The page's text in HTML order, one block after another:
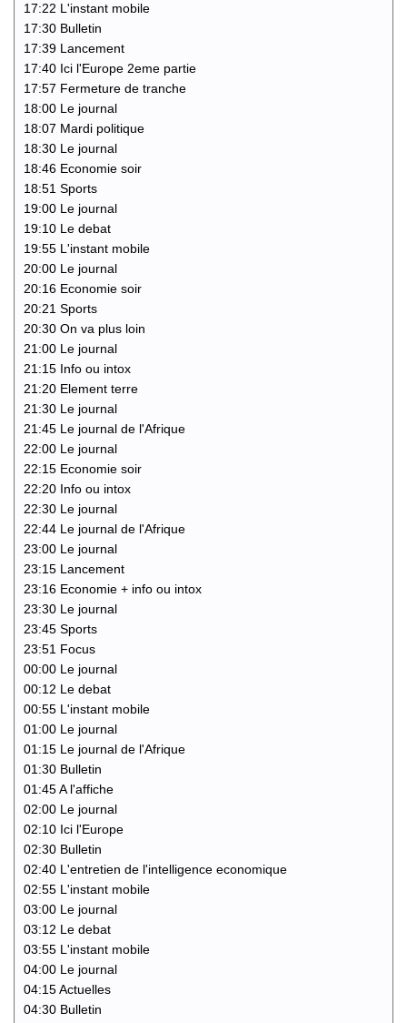
17:22 L'instant mobile
17:30 Bulletin
17:39 Lancement
17:40 Ici l'Europe 2eme partie
17:57 Fermeture de tranche
18:00 Le journal
18:07 Mardi politique
18:30 Le journal
18:46 Economie soir
18:51 Sports
19:00 Le journal
19:10 Le debat
19:55 L'instant mobile
20:00 Le journal
20:16 Economie soir
20:21 Sports
20:30 On va plus loin
21:00 Le journal
21:15 Info ou intox
21:20 Element terre
21:30 Le journal
21:45 Le journal de l'Afrique
22:00 Le journal
22:15 Economie soir
22:20 Info ou intox
22:30 Le journal
22:44 Le journal de l'Afrique
23:00 Le journal
23:15 Lancement
23:16 Economie + info ou intox
23:30 Le journal
23:45 Sports
23:51 Focus
00:00 Le journal
00:12 Le debat
00:55 L'instant mobile
01:00 Le journal
01:15 Le journal de l'Afrique
01:30 Bulletin
01:45 A l'affiche
02:00 Le journal
02:10 Ici l'Europe
02:30 Bulletin
02:40 L'entretien de l'intelligence economique
02:55 L'instant mobile
03:00 Le journal
03:12 Le debat
03:55 L'instant mobile
04:00 Le journal
04:15 Actuelles
04:30 Bulletin